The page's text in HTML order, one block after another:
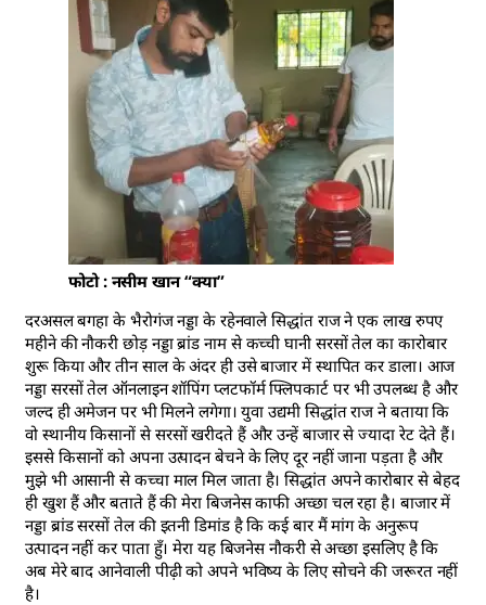
फोटो : नसीम खान “क्या”
दरअसल बगहा के भैरोगंज नड्डा के रहेनवाले सिद्धांत राज ने एक लाख रुपए
महीने की नौकरी छोड़ नड्डा ब्रांड नाम से कच्ची घानी सरसों तेल का कारोबार
शुरू किया और तीन साल के अंदर ही उसे बाजार में स्थापित कर डाला। आज
नड्डा सरसों तेल ऑनलाइन शॉपिंग प्लटफॉर्म फ्लिपकार्ट पर भी उपलब्ध है और
जल्द ही अमेजन पर भी मिलने लगेगा। युवा उद्यमी सिद्धांत राज ने बताया कि
वो स्थानीय किसानों से सरसों खरीदते हैं और उन्हें बाजार से ज्यादा रेट देते हैं।
इससे किसानों को अपना उत्पादन बेचने के लिए दूर नहीं जाना पड़ता है और
मुझे भी आसानी से कच्चा माल मिल जाता है। सिद्धांत अपने कारोबार से बेहद
ही खुश हैं और बताते हैं की मेरा बिजनेस काफी अच्छा चल रहा है। बाजार में
नड्डा ब्रांड सरसों तेल की इतनी डिमांड है कि कई बार मैं मांग के अनुरूप
उत्पादन नहीं कर पाता हुँ। मेरा यह बिजनेस नौकरी से अच्छा इसलिए है कि
अब मेरे बाद आनेवाली पीढ़ी को अपने भविष्य के लिए सोचने की जरूरत नहीं
है।